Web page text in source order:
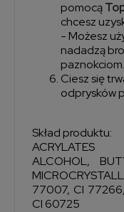
pomocą
chcesz
- Możesz
nadadzą
paznokciom.
Ciesz się
odprysków
Skład produktu:
ACRYLATES
ALCOHOL,
77007, CI
CI 60725